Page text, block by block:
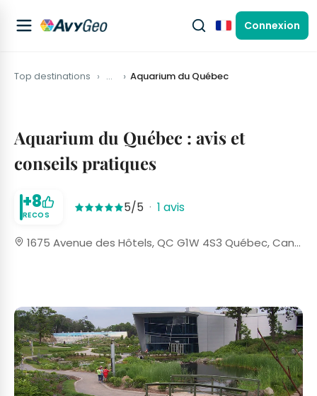
FrançaisConnexion
Top destinations … Aquarium du Québec
Aquarium du Québec : avis et
conseils pratiques
+8
RECOS 5/5 · 1 avis
1675 Avenue des Hôtels, QC G1W 4S3 Québec, Canada